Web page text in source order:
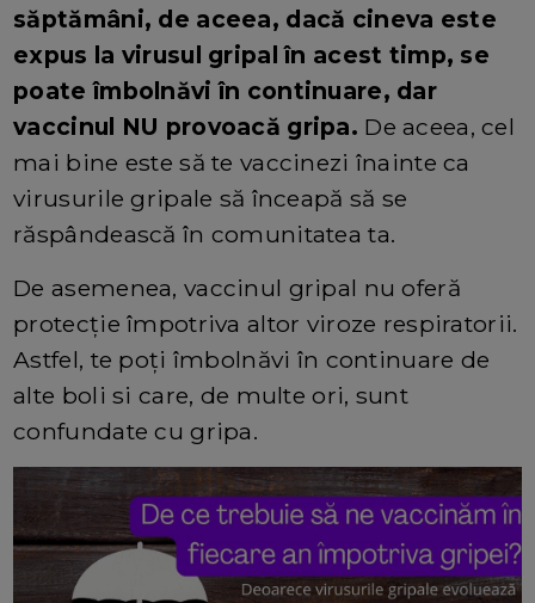
săptămâni, de aceea, dacă cineva este
expus la virusul gripal în acest timp, se
poate îmbolnăvi în continuare, dar
vaccinul NU provoacă gripa. De aceea, cel
mai bine este să te vaccinezi înainte ca
virusurile gripale să înceapă să se
răspândească în comunitatea ta.
De asemenea, vaccinul gripal nu oferă
protecție împotriva altor viroze respiratorii.
Astfel, te poți îmbolnăvi în continuare de
alte boli si care, de multe ori, sunt
confundate cu gripa.